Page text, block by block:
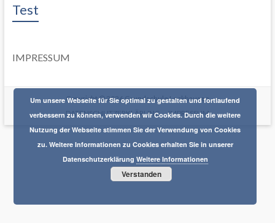
Test
IMPRESSUM
Copyright © 2026Grundschule Lockhausen
DATENSCHUTZERKLÄRUNG
IMPRESSUM
Um unsere Webseite für Sie optimal zu gestalten und fortlaufend
verbessern zu können, verwenden wir Cookies. Durch die weitere
Nutzung der Webseite stimmen Sie der Verwendung von Cookies
zu. Weitere Informationen zu Cookies erhalten Sie in unserer
Datenschutzerklärung Weitere Informationen
Verstanden